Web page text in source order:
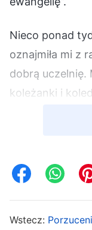
Nieco ponad
oznajmiła mi z
dobrą uczelnię.
koleżanki i
uszczęśliwiona,
ewangelię.
Wstecz: